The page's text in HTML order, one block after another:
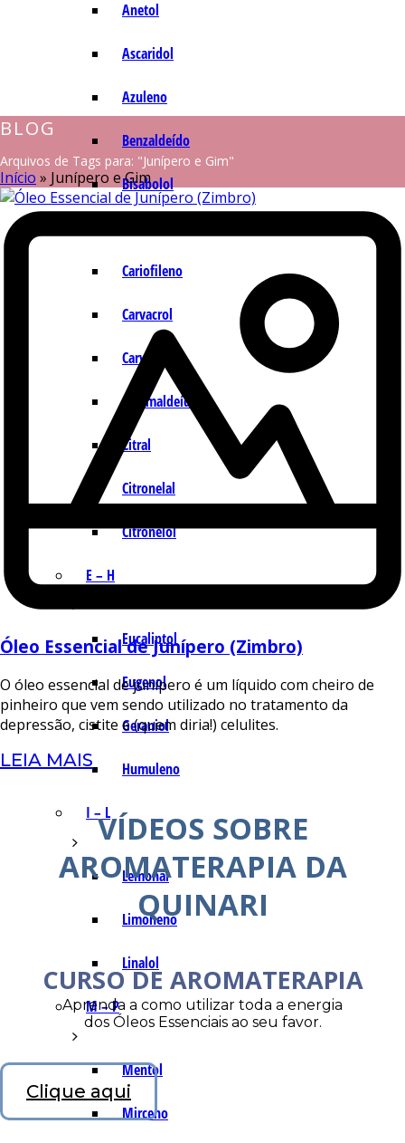
Anetol
Ascaridol
Azuleno
Benzaldeído
Bisabolol
Cariofileno
Carvacrol
Carvona
Cinamaldeído
Citral
Citronelal
Citronelol
E – H
Eucaliptol
Eugenol
Geraniol
Humuleno
I – L
Lemonal
Limoneno
Linalol
M – P
Mentol
Mirceno
BLOG
Arquivos de Tags para: "Junípero e Gim"
Início » Junípero e Gim
Óleo Essencial de Junípero (Zimbro)
O óleo essencial de junípero é um líquido com cheiro de
pinheiro que vem sendo utilizado no tratamento da
depressão, cistite e (quem diria!) celulites.
LEIA MAIS
VÍDEOS SOBRE
AROMATERAPIA DA
QUINARI
CURSO DE AROMATERAPIA
Aprenda a como utilizar toda a energia
dos Óleos Essenciais ao seu favor.
Clique aqui